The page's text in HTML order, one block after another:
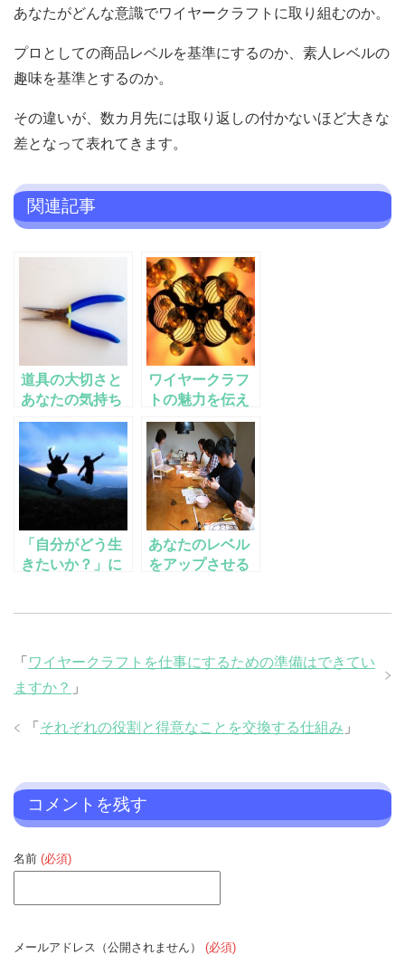
あなたがどんな意識でワイヤークラフトに取り組むのか。
プロとしての商品レベルを基準にするのか、素人レベルの
趣味を基準とするのか。
その違いが、数カ月先には取り返しの付かないほど大きな
差となって表れてきます。
関連記事
道具の大切さと
あなたの気持ち
ワイヤークラフ
トの魅力を伝え
ることが仕事で
す
「自分がどう生
きたいか？」に
あなたのレベル
をアップさせる
「 ワイヤークラフトを仕事にするための準備はできてい
ますか？ 」
「 それぞれの役割と得意なことを交換する仕組み 」
コメントを残す
名前 (必須)
メールアドレス（公開されません） (必須)